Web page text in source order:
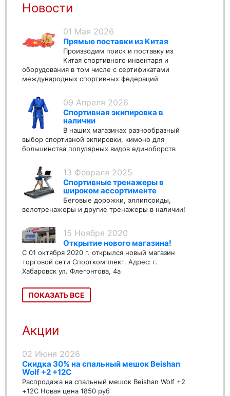
Новости
01 Мая 2026
Прямые поставки из Китая
Производим поиск и поставку из
Китая спортивного инвентаря и
оборудования в том числе с сертификатами
международных спортивных федераций
09 Апреля 2026
Спортивная экипировка в
наличии
В наших магазинах разнообразный
выбор спортивной экпировки, кимоно для
большинства популярных видов единоборств
13 Февраля 2025
Спортивные тренажеры в
широком ассортименте
Беговые дорожки, эллипсоиды,
велотренажеры и другие тренажеры в наличии!
15 Ноября 2020
Открытие нового магазина!
С 01 октября 2020 г. открылся новый магазин
торговой сети Спорткомплект. Адрес: г.
Хабаровск ул. Флегонтова, 4а
ПОКАЗАТЬ ВСЕ
Акции
02 Июня 2026
Скидка 30% на спальный мешок Beishan
Wolf +2 +12C
Распродажа на спальный мешок Beishan Wolf +2
+12C Новая цена 1850 руб